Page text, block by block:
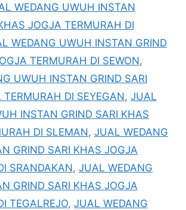
WEDANG UWUH INSTAN
JOGJA TERMURAH DI
WEDANG UWUH INSTAN GRIND
TERMURAH DI SEWON,
UWUH INSTAN GRIND SARI
DI SEYEGAN, JUAL
INSTAN GRIND SARI KHAS
DI SLEMAN, JUAL WEDANG
GRIND SARI KHAS JOGJA
SRANDAKAN, JUAL WEDANG
GRIND SARI KHAS JOGJA
TEGALREJO, JUAL WEDANG